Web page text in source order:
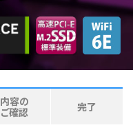
内容の
ご確認
完了